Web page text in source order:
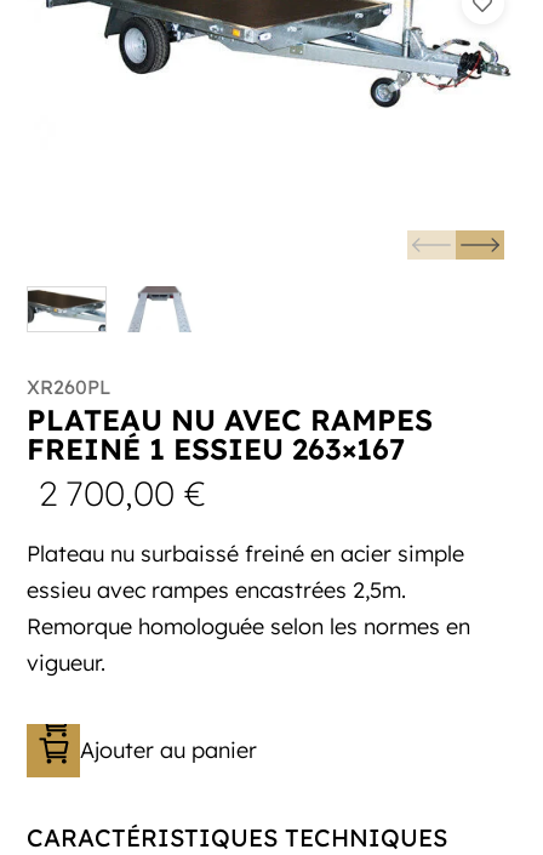
XR260PL
PLATEAU NU AVEC RAMPES
FREINÉ 1 ESSIEU 263×167
2 700,00€
Plateau nu surbaissé freiné en acier simple
essieu avec rampes encastrées 2,5m.
Remorque homologuée selon les normes en
vigueur.
Ajouter au panier
CARACTÉRISTIQUES TECHNIQUES